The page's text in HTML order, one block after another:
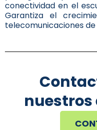
conectividad en el
Garantiza el
telecomunicaciones de